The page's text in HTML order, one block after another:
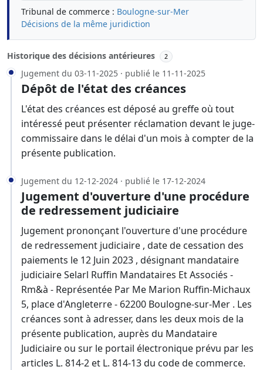
Tribunal de commerce : Boulogne-sur-Mer
Décisions de la même juridiction
Historique des décisions antérieures 2
Jugement du 03-11-2025 · publié le 11-11-2025
Dépôt de l'état des créances
L'état des créances est déposé au greffe où tout
intéressé peut présenter réclamation devant le juge-
commissaire dans le délai d'un mois à compter de la
présente publication.
Jugement du 12-12-2024 · publié le 17-12-2024
Jugement d'ouverture d'une procédure
de redressement judiciaire
Jugement prononçant l'ouverture d'une procédure
de redressement judiciaire , date de cessation des
paiements le 12 Juin 2023 , désignant mandataire
judiciaire Selarl Ruffin Mandataires Et Associés -
Rm&à - Représentée Par Me Marion Ruffin-Michaux
5, place d'Angleterre - 62200 Boulogne-sur-Mer . Les
créances sont à adresser, dans les deux mois de la
présente publication, auprès du Mandataire
Judiciaire ou sur le portail électronique prévu par les
articles L. 814-2 et L. 814-13 du code de commerce.